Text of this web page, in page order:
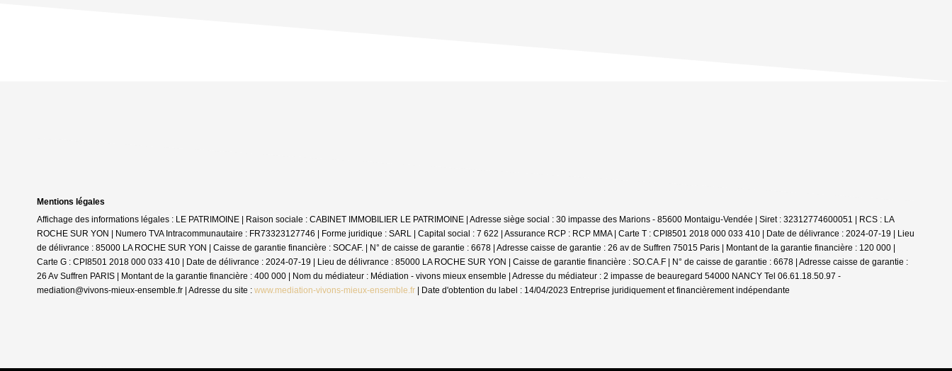
Mentions légales
Affichage des informations légales : LE PATRIMOINE | Raison sociale : CABINET IMMOBILIER LE PATRIMOINE | Adresse siège social : 30 impasse des Marions - 85600 Montaigu-Vendée | Siret : 32312774600051 | RCS : LA
ROCHE SUR YON | Numero TVA Intracommunautaire : FR73323127746 | Forme juridique : SARL | Capital social : 7 622 | Assurance RCP : RCP MMA | Carte T : CPI8501 2018 000 033 410 | Date de délivrance : 2024-07-19 | Lieu
de délivrance : 85000 LA ROCHE SUR YON | Caisse de garantie financière : SOCAF. | N° de caisse de garantie : 6678 | Adresse caisse de garantie : 26 av de Suffren 75015 Paris | Montant de la garantie financière : 120 000 |
Carte G : CPI8501 2018 000 033 410 | Date de délivrance : 2024-07-19 | Lieu de délivrance : 85000 LA ROCHE SUR YON | Caisse de garantie financière : SO.CA.F | N° de caisse de garantie : 6678 | Adresse caisse de garantie :
26 Av Suffren PARIS | Montant de la garantie financière : 400 000 | Nom du médiateur : Médiation - vivons mieux ensemble | Adresse du médiateur : 2 impasse de beauregard 54000 NANCY Tel 06.61.18.50.97 -
mediation@vivons-mieux-ensemble.fr | Adresse du site : www.mediation-vivons-mieux-ensemble.fr | Date d'obtention du label : 14/04/2023 Entreprise juridiquement et financièrement indépendante